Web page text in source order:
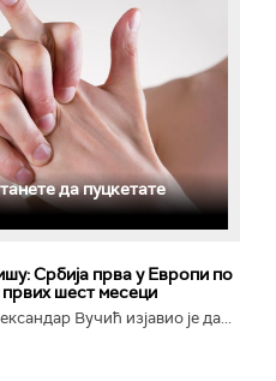
да пуцкетате
Србија прва у Европи по
шест месеци
Вучић изјавио је да...